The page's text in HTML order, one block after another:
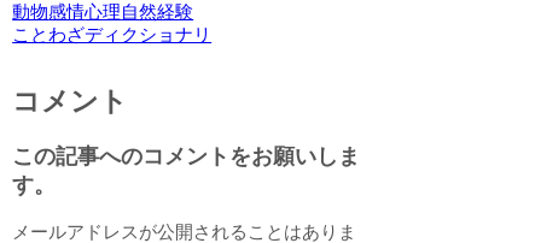
動物感情心理自然経験
ことわざディクショナリ
コメント
この記事へのコメントをお願いしま
す。
メールアドレスが公開されることはありま